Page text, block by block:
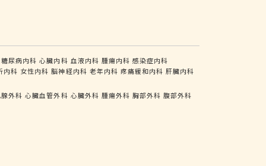
糖尿病内科 心臓内科 血液内科 腫瘍内科 感染症内科
内科 女性内科 脳神経内科 老年内科 疼痛緩和内科 肝臓内科
外科 心臓血管外科 心臓外科 腫瘍外科 胸部外科 腹部外科